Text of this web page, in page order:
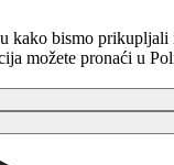
kako bismo
možete pronaći u